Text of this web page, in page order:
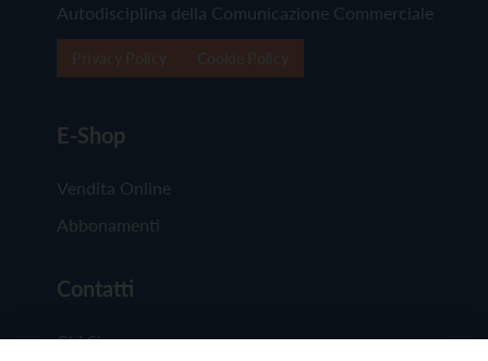
Autodisciplina della Comunicazione Commerciale
E-Shop
Vendita Online
Abbonamenti
Contatti
Chi Siamo